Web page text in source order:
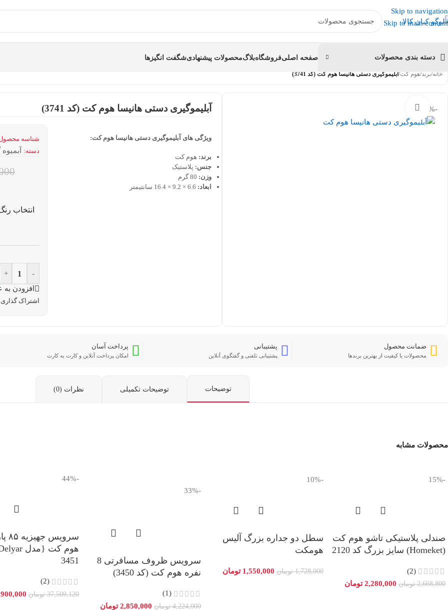
Skip to navigation
Skip to main content
دسته بندی محصولات صفحه اصلیفروشگاهبلاگمحصولات پیشنهادیشگفت انگیزها
خانه/برند/هوم کت/آبلیموگیری دستی هانیسا هوم کت (کد 3741)
-9% آبلیموگیری دستی هانیسا هوم کت (کد 3741)
ویژگی های آبلیموگیری دستی هانیسا هوم کت:
برند: هوم کت
جنس: پلاستیک
وزن:
ابعاد:
شناسه
دسته:
انتخاب
-
+
افزودن به
اشتراک
ضمانت محصول
محصولات با کیفیت از بهترین برندها
پشتیبانی
پشتیبانی تلفنی و گفتگوی آنلاین
پرداخت آسان
امکان پرداخت آنلاین و کارت به کارت
توضیحات توضیحات تکمیلی نظرات (0)
محصولات مشابه
-15%
صندلی پلاستیکی تاشو هوم کت
(Homeket) سایز بزرگ کد 2120
(2)
2,668,800 تومان 2,280,000 تومان
-10%
سطل دو جداره بزرگ آلیس
هومکت
1,728,000 تومان 1,550,000 تومان
-33%
سرویس ظروف مسافرتی 8
نفره هوم کت (کد 3450)
(1)
4,224,000 تومان 2,850,000 تومان
-44%
3451
(2)
37,509,120 تومان